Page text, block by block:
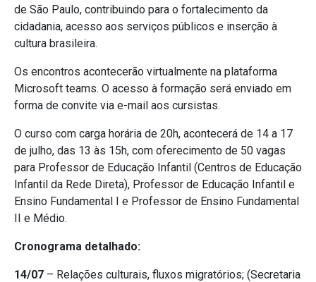
de São Paulo, contribuindo para o fortalecimento da
cidadania, acesso aos serviços públicos e inserção à
cultura brasileira.
Os encontros acontecerão virtualmente na plataforma
Microsoft teams. O acesso à formação será enviado em
forma de convite via e-mail aos cursistas.
O curso com carga horária de 20h, acontecerá de 14 a 17
de julho, das 13 às 15h, com oferecimento de 50 vagas
para Professor de Educação Infantil (Centros de Educação
Infantil da Rede Direta), Professor de Educação Infantil e
Ensino Fundamental I e Professor de Ensino Fundamental
II e Médio.
Cronograma detalhado:
14/07 – Relações culturais, fluxos migratórios; (Secretaria